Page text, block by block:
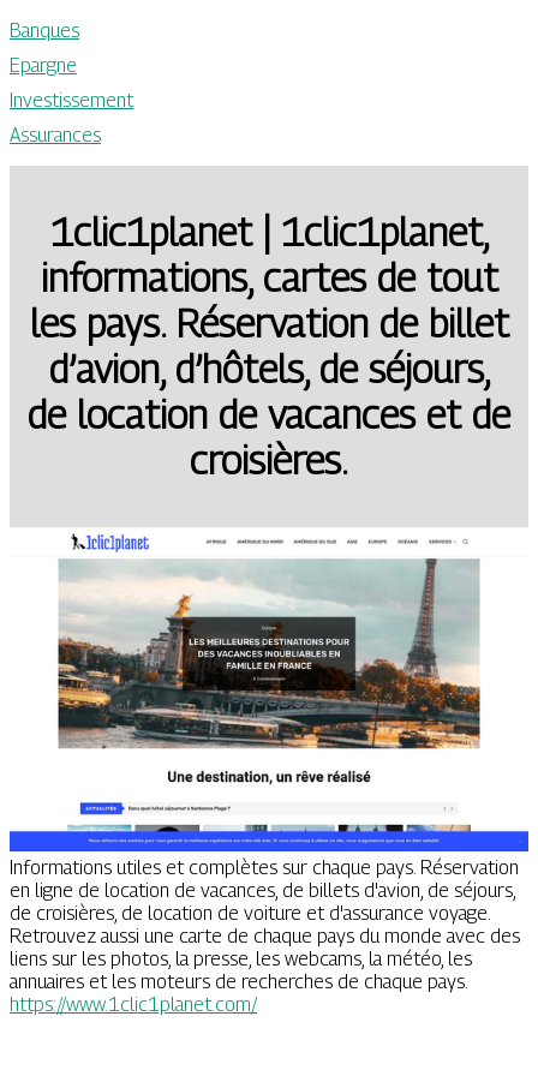
Banques
Epargne
Investissement
Assurances
1clic1planet | 1clic1planet,
infor­ma­tions, cartes de tout
les pays. Réservation de billet
d’avion, d’hôtels, de séjours,
de location de vacances et de
croisières.
Informations utiles et complètes sur chaque pays. Réservation
en ligne de location de vacances, de billets d'avion, de séjours,
de croisières, de location de voiture et d'assurance voyage.
Retrouvez aussi une carte de chaque pays du monde avec des
liens sur les photos, la presse, les webcams, la météo, les
annuaires et les moteurs de recherches de chaque pays.
https://www.1clic1planet.com/